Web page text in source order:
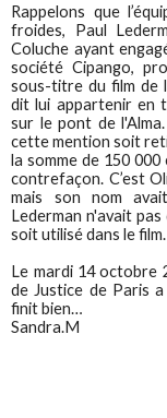
Rappelons que
froides, Paul
Coluche ayant
société Cipango,
sous-titre du film de
dit lui appartenir en
sur le pont de
cette mention soit
la somme de 150
contrefaçon. C’est
mais son nom
Lederman n'avait
soit utilisé dans le film.
Le mardi 14 octobre
de Justice de Paris
finit bien…
Sandra.M